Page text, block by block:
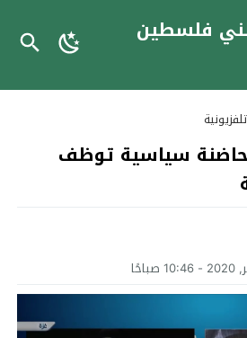
فلسطين
حاضنة سياسية توظف